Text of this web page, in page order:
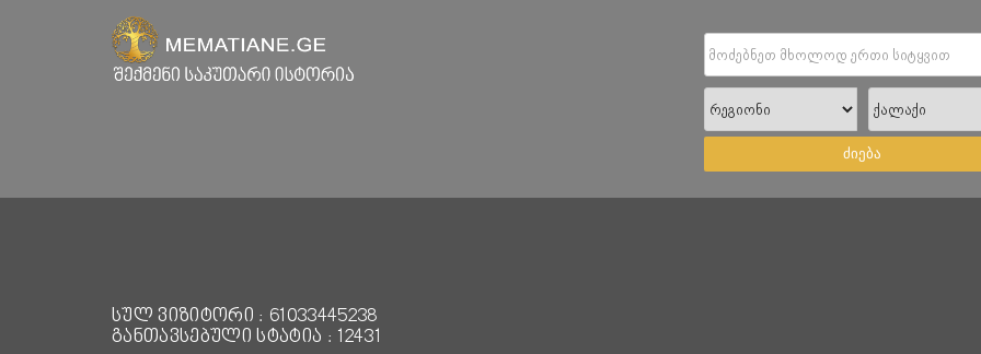
ძიება
სულ ვიზიტორი : 61033445238
განთავსებული სტატია : 12431